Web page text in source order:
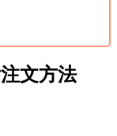
文方法